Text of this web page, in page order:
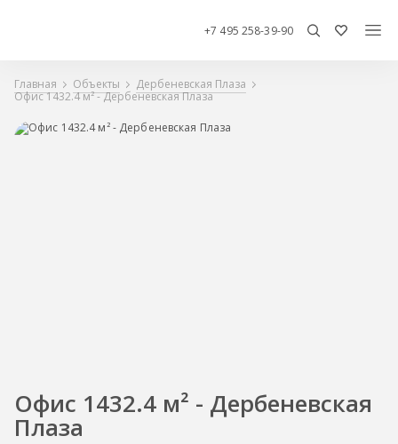
+7 495 258-39-90
Главная Объекты
Дербеневская Плаза
Офис 1432.4 м² - Дербеневская Плаза
Офис 1432.4 м² - Дербеневская
Плаза